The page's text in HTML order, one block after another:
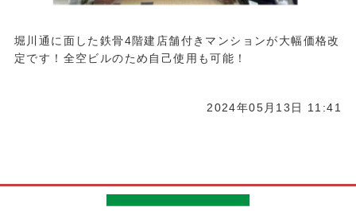
堀川通に面した鉄骨4階建店舗付きマンションが大幅価格改
定です！全空ビルのため自己使用も可能！
2024年05月13日 11:41